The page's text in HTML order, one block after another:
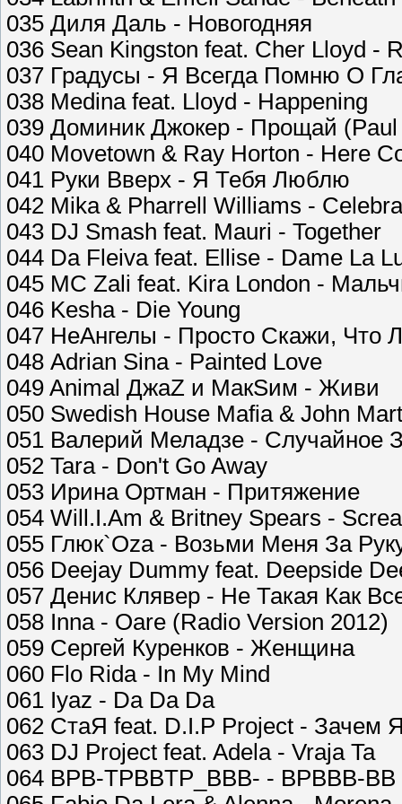
035 Диля Даль - Новогодняя
036 Sean Kingston feat. Cher Lloyd -
037 Градусы - Я Всегда Помню О
038 Medina feat. Lloyd - Happening
039 Доминик Джокер - Прощай (Paul
040 Movetown & Ray Horton - Here
041 Руки Вверх - Я Тебя Люблю
042 Mika & Pharrell Williams -
043 DJ Smash feat. Mauri - Together
044 Da Fleiva feat. Ellise - Dame La
045 MC Zali feat. Kira London -
046 Kesha - Die Young
047 НеАнгелы - Просто Скажи, Что
048 Adrian Sina - Painted Love
049 Animal ДжаZ и МакSим - Живи
050 Swedish House Mafia & John
051 Валерий Меладзе - Случайное
052 Tara - Don't Go Away
053 Ирина Ортман - Притяжение
054 Will.I.Am & Britney Spears -
055 Глюк`Oza - Возьми Меня За
056 Deejay Dummy feat. Deepside
057 Денис Клявер - Не Такая Как
058 Inna - Oare (Radio Version 2012)
059 Сергей Куренков - Женщина
060 Flo Rida - In My Mind
061 Iyaz - Da Da Da
062 СтаЯ feat. D.I.P Project - Зачем
063 DJ Project feat. Adela - Vraja Ta
064 ВРВ-TРВВTР_ВВВ- - ВРВВВ-